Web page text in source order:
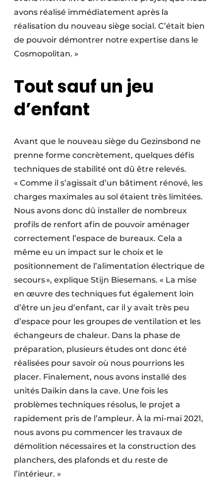
avons réalisé immédiatement après la
réalisation du nouveau siège social. C’était bien
de pouvoir démontrer notre expertise dans le
Cosmopolitan. »
Tout sauf un jeu
d’enfant
Avant que le nouveau siège du Gezinsbond ne
prenne forme concrètement, quelques défis
techniques de stabilité ont dû être relevés.
« Comme il s’agissait d’un bâtiment rénové, les
charges maximales au sol étaient très limitées.
Nous avons donc dû installer de nombreux
profils de renfort afin de pouvoir aménager
correctement l’espace de bureaux. Cela a
même eu un impact sur le choix et le
positionnement de l’alimentation électrique de
secours », explique Stijn Biesemans. « La mise
en œuvre des techniques fut également loin
d’être un jeu d’enfant, car il y avait très peu
d’espace pour les groupes de ventilation et les
échangeurs de chaleur. Dans la phase de
préparation, plusieurs études ont donc été
réalisées pour savoir où nous pourrions les
placer. Finalement, nous avons installé des
unités Daikin dans la cave. Une fois les
problèmes techniques résolus, le projet a
rapidement pris de l’ampleur. À la mi-mai 2021,
nous avons pu commencer les travaux de
démolition nécessaires et la construction des
planchers, des plafonds et du reste de
l’intérieur. »